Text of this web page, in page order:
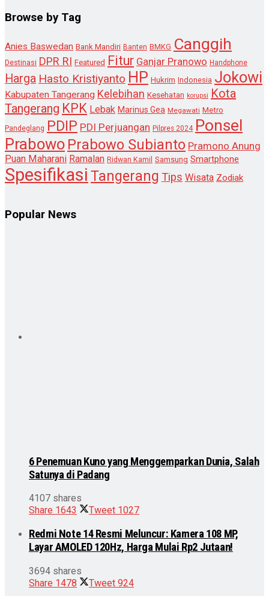
Browse by Tag
Anies Baswedan Bank Mandiri Banten BMKG Canggih
Destinasi DPR RI Featured Fitur Ganjar Pranowo Handphone
Harga Hasto Kristiyanto HP Hukrim Indonesia Jokowi
Kabupaten Tangerang Kelebihan Kesehatan korupsi
Kota
Tangerang KPK Lebak Marinus Gea Megawati Metro
Pandeglang PDIP PDI Perjuangan Pilpres 2024 Ponsel
Prabowo Prabowo Subianto Pramono Anung
Puan Maharani Ramalan Ridwan Kamil Samsung Smartphone
Spesifikasi Tangerang Tips Wisata Zodiak
Popular News
6 Penemuan Kuno yang Menggemparkan Dunia, Salah
Satunya di Padang
4107 shares
Share 1643 Tweet 1027
Redmi Note 14 Resmi Meluncur: Kamera 108 MP,
Layar AMOLED 120Hz, Harga Mulai Rp2 Jutaan!
3694 shares
Share 1478 Tweet 924